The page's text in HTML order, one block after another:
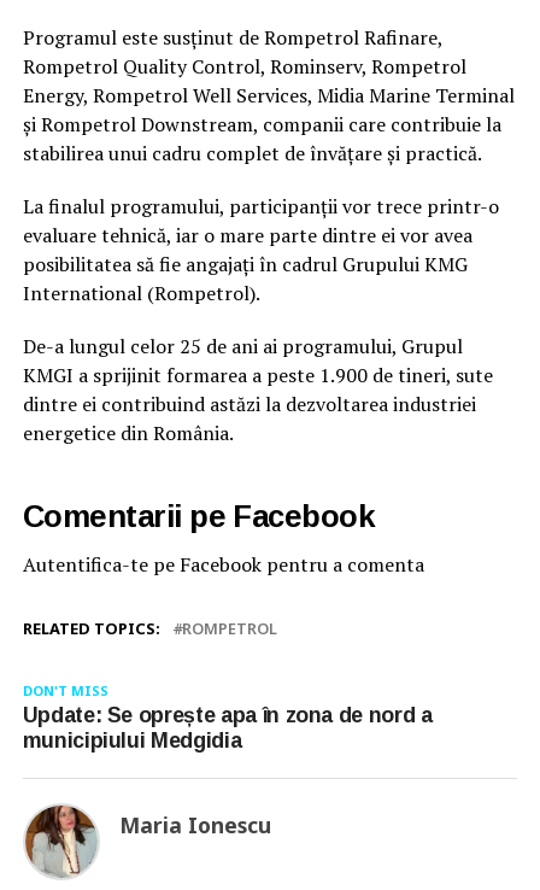
Programul este susținut de Rompetrol Rafinare,
Rompetrol Quality Control, Rominserv, Rompetrol
Energy, Rompetrol Well Services, Midia Marine Terminal
și Rompetrol Downstream, companii care contribuie la
stabilirea unui cadru complet de învățare și practică.
La finalul programului, participanții vor trece printr-o
evaluare tehnică, iar o mare parte dintre ei vor avea
posibilitatea să fie angajați în cadrul Grupului KMG
International (Rompetrol).
De-a lungul celor 25 de ani ai programului, Grupul
KMGI a sprijinit formarea a peste 1.900 de tineri, sute
dintre ei contribuind astăzi la dezvoltarea industriei
energetice din România.
Comentarii pe Facebook
Autentifica-te pe Facebook pentru a comenta
RELATED TOPICS: ROMPETROL
DON'T MISS
Update: Se oprește apa în zona de nord a
municipiului Medgidia
Maria Ionescu